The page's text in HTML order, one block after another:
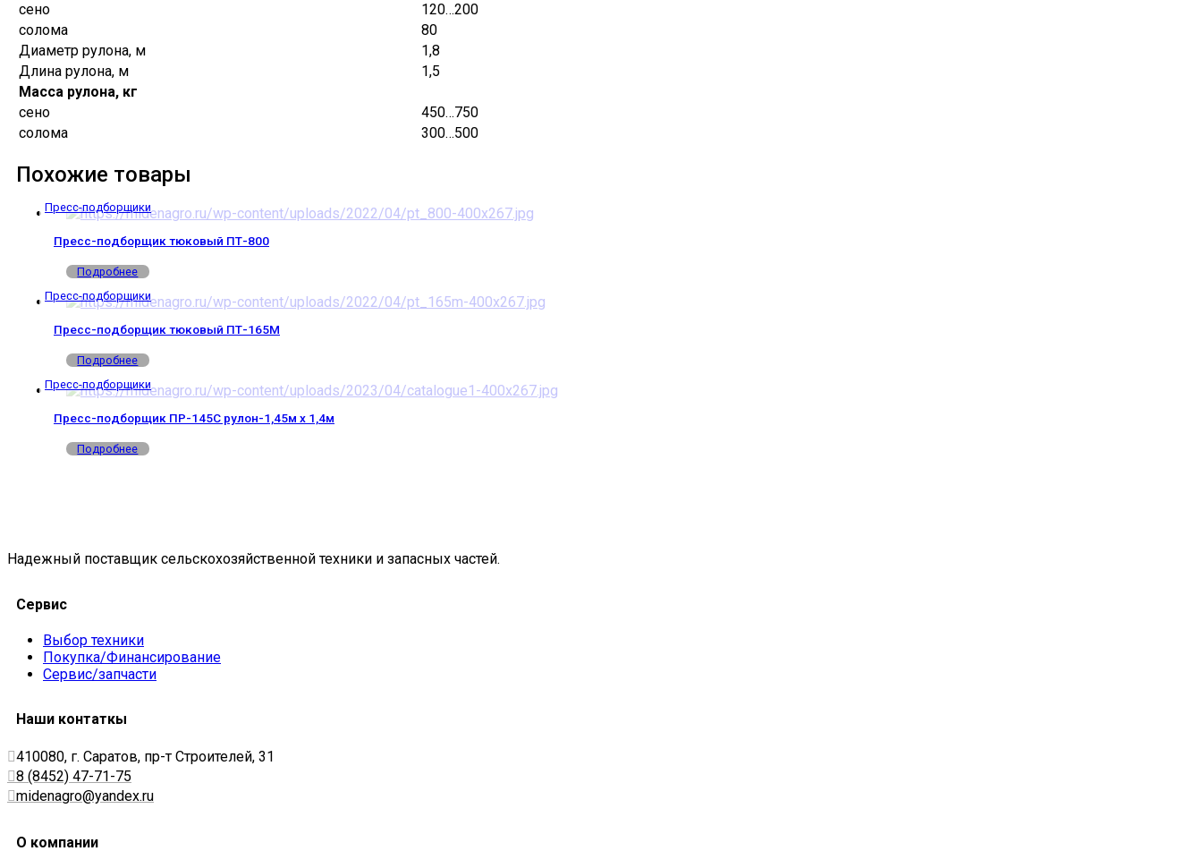
сено
120…200
солома
80
Диаметр рулона, м
1,8
Длина рулона, м
1,5
Масса рулона, кг
сено
450…750
солома
300…500
Похожие товары
Пресс-подборщики
Пресс-подборщик тюковый ПТ-800
Подробнее
Пресс-подборщики
Пресс-подборщик тюковый ПТ-165М
Подробнее
Пресс-подборщики
Пресс-подборщик ПР-145С рулон-1,45м х 1,4м
Подробнее
Надежный поставщик сельскохозяйственной техники и запасных частей.
Сервис
Выбор техники
Покупка/Финансирование
Сервис/запчасти
Наши контаткы
410080, г. Саратов, пр-т Строителей, 31
8 (8452) 47-71-75
midenagro@yandex.ru
О компании